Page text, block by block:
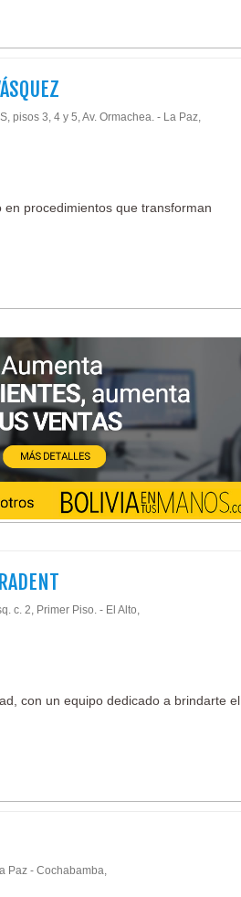
pisos 3, 4 y 5, Av. Ormachea. - La Paz,
procedimientos que transforman
c. 2, Primer Piso. - El Alto,
con un equipo dedicado a brindarte el
Paz - Cochabamba,